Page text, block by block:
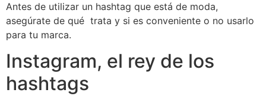
Antes de utilizar un hashtag que está de moda,
asegúrate de qué trata y si es conveniente o no usarlo
para tu marca.
Instagram, el rey de los
hashtags